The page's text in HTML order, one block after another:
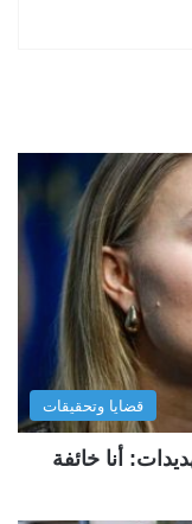
قضايا وتحقيقات
أنا خائفة